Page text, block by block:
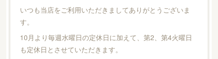
いつも当店をご利用いただきましてありがとうございま
す。
10月より毎週水曜日の定休日に加えて、第2、第4火曜日
も定休日とさせていただきます。